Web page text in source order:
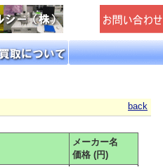
back
メーカー名
価格 (円)